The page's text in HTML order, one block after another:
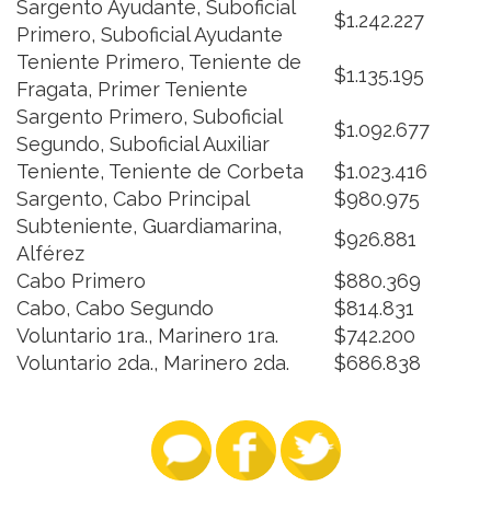
Sargento Ayudante, Suboficial
Primero, Suboficial Ayudante
$1.242.227
Teniente Primero, Teniente de
Fragata, Primer Teniente
$1.135.195
Sargento Primero, Suboficial
Segundo, Suboficial Auxiliar
$1.092.677
Teniente, Teniente de Corbeta
$1.023.416
Sargento, Cabo Principal
$980.975
Subteniente, Guardiamarina,
Alférez
$926.881
Cabo Primero
$880.369
Cabo, Cabo Segundo
$814.831
Voluntario 1ra., Marinero 1ra.
$742.200
Voluntario 2da., Marinero 2da.
$686.838